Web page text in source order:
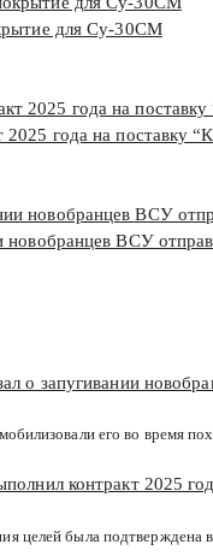
для Су-30СМ
2025 года на поставку
новобранцев ВСУ
о запугивании
его во время
контракт 2025
целей была